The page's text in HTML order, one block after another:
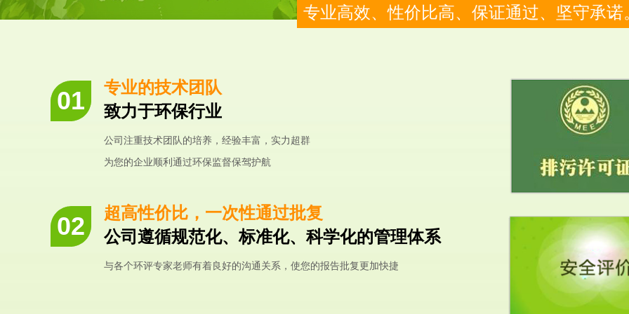
专业高效、性价比高、保证通过、坚守承诺
专业的技术团队
致力于环保行业
公司注重技术团队的培养，经验丰富，实力超群
为您的企业顺利通过环保监督保驾护航
超高性价比，一次性通过批复
公司遵循规范化、标准化、科学化的管理体系
与各个环评专家老师有着良好的沟通关系，使您的报告批复更加快捷